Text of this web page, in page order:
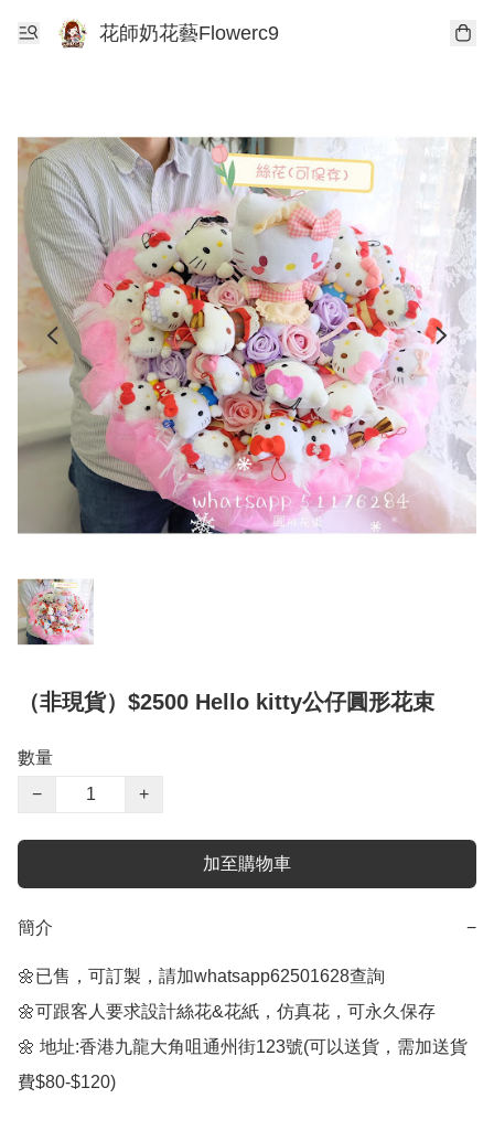
花師奶花藝Flowerc9
（非現貨）$2500 Hello kitty公仔圓形花束
數量
−
+
加至購物車
簡介 −
🌼已售，可訂製，請加whatsapp62501628查詢
🌼可跟客人要求設計絲花&花紙，仿真花，可永久保存
🌼 地址:香港九龍大角咀通州街123號(可以送貨，需加送貨
費$80-$120)